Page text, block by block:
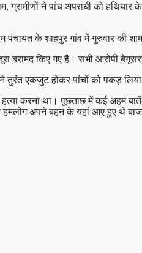
ग्रामीणों ने पांच अपराधी को
पंचायत के शाहपुर गांव में गुरुवार की
बरामद किए गए हैं। सभी आरोपी
तुरंत एकजुट होकर पांचों को पकड़
करना था। पूछताछ में कई अहम
हमलोग अपने बहन के यहां आए हुए थे